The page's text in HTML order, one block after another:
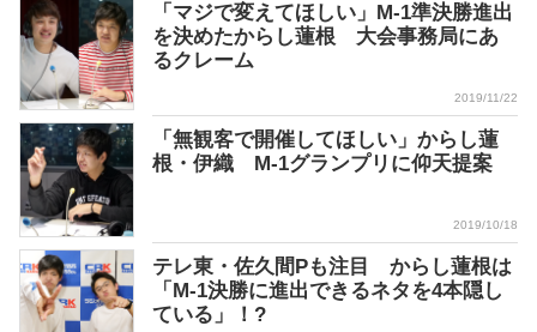
「マジで変えてほしい」M-1準決勝進出
を決めたからし蓮根 大会事務局にあ
るクレーム
2019/11/22
「無観客で開催してほしい」からし蓮
根・伊織 M-1グランプリに仰天提案
2019/10/18
テレ東・佐久間Pも注目 からし蓮根は
「M-1決勝に進出できるネタを4本隠し
ている」！?